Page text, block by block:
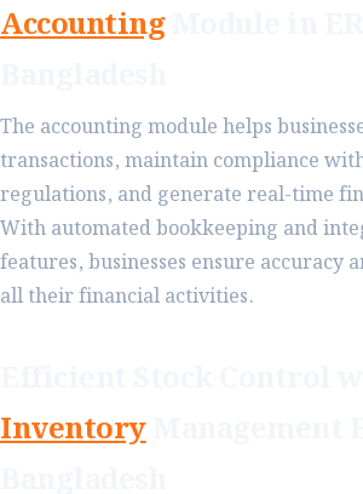
AccountingModule in ERP
The accounting module helps
transactions, maintain compliance
regulations, and generate real-time
With automated bookkeeping and
features, businesses ensure accuracy
all their financial activities.
InventoryManagement